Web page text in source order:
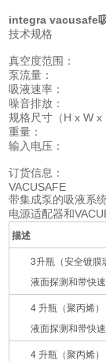
integra vacusafe
技术规格
真空度范围： -
泵流量： 8
吸液速率：
噪音排放：
规格尺寸（H x W
重量：
输入电压：
订货信息：
VACUSAFE
带集成泵的吸液系
电源适配器和
描述
3升瓶（安全镀膜
液面探测和带快
4 升瓶（聚丙烯）
液面探测和带快
4 升瓶（聚丙烯）